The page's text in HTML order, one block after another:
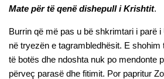
Mate për të qenë dishepull i Krishtit.
Burrin që më pas u bë shkrimtari i parë i
në tryezën e tagrambledhësit. E shohim
të botës dhe ndoshta nuk po mendonte
përveç parasë dhe fitimit. Por papritur